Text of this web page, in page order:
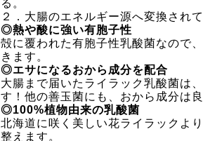
る。
２．大腸のエネルギー源へ変換され
◎熱や酸に強い有胞子性
殻に覆われた有胞子性乳酸菌なので
きます。
◎エサになるおから成分を配合
大腸まで届いたライラック乳酸菌は
す！他の善玉菌にも、おから成分は
◎100%植物由来の乳酸菌
北海道に咲く美しい花ライラックよ
整えます。